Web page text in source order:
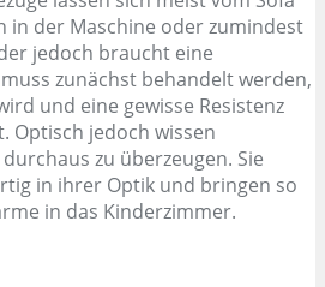
in der Maschine oder zumindest
jedoch braucht eine
zunächst behandelt werden,
und eine gewisse Resistenz
Optisch jedoch wissen
zu überzeugen. Sie
in ihrer Optik und bringen so
in das Kinderzimmer.